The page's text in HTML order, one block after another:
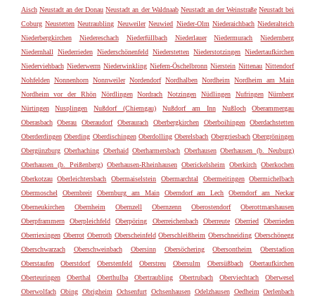
Aisch Neustadt an der Donau Neustadt an der Waldnaab Neustadt an der Weinstraße Neustadt bei
Coburg Neustetten Neutraubling Neuweiler Neuwied Nieder-Olm Niederaichbach Niederalteich
Niederbergkirchen
Niedereschach Niederfüllbach Niederlauer Niedermurach
Niedernberg
Niedernhall
Niederrieden Niederschönenfeld Niederstetten Niederstotzingen Niedertaufkirchen
Niederviehbach Niederwerrn Niederwinkling Niefern-Öschelbronn Nierstein Nittenau Nittendorf
Nohfelden Nonnenhorn Nonnweiler Nordendorf Nordhalben Nordheim
Nordheim am Main
Nordheim vor der Rhön
Nördlingen Nordrach Notzingen Nüdlingen Nufringen
Nürnberg
Nürtingen
Nusplingen Nußdorf (Chiemgau) Nußdorf am Inn Nußloch
Oberammergau
Oberasbach
Oberau Oberaudorf Oberaurach Oberbergkirchen Oberboihingen
Oberdachstetten
Oberderdingen Oberding Oberdischingen Oberdolling Oberelsbach Obergriesbach Obergröningen
Obergünzburg Oberhaching Oberhaid Oberharmersbach Oberhausen Oberhausen (b. Neuburg)
Oberhausen (b. Peißenberg) Oberhausen-Rheinhausen Oberickelsheim Oberkirch Oberkochen
Oberkotzau
Oberleichtersbach Obermaiselstein Obermarchtal Obermeitingen
Obermichelbach
Obermoschel
Obernbreit Obernburg am Main Oberndorf am Lech
Oberndorf am Neckar
Oberneukirchen
Obernheim Obernzell Obernzenn Oberostendorf
Oberottmarshausen
Oberpframmern
Oberpleichfeld Oberpöring Oberreichenbach Oberreute Oberried
Oberrieden
Oberriexingen Oberrot Oberroth Oberscheinfeld Oberschleißheim Oberschneiding Oberschönegg
Oberschwarzach
Oberschweinbach Obersinn Obersöchering Obersontheim
Oberstadion
Oberstaufen
Oberstdorf Oberstenfeld Oberstreu Obersulm Obersüßbach
Obertaufkirchen
Oberteuringen
Oberthal Oberthulba Obertraubling Obertrubach Oberviechtach
Oberwesel
Oberwolfach Obing Obrigheim Ochsenfurt Ochsenhausen Odelzhausen Oedheim Oerlenbach